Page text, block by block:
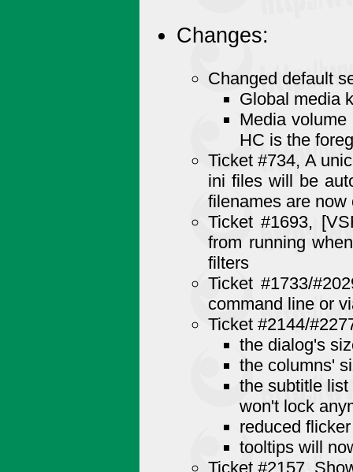
Changes:
Changed default
Global media
Media
HC is the
Ticket #734, A
ini files will be
filenames are
Ticket #1693,
from running
filters
Ticket #1733/
command line or
Ticket #2144/
the dialog's
the columns'
the subtitle
won't lock
reduced flicker
tooltips will
Ticket #2157,